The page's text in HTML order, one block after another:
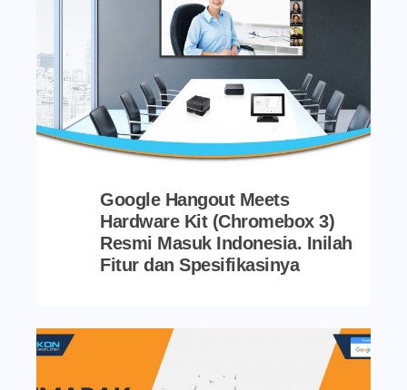
Google Hangout Meets
Hardware Kit (Chromebox 3)
Resmi Masuk Indonesia. Inilah
Fitur dan Spesifikasinya